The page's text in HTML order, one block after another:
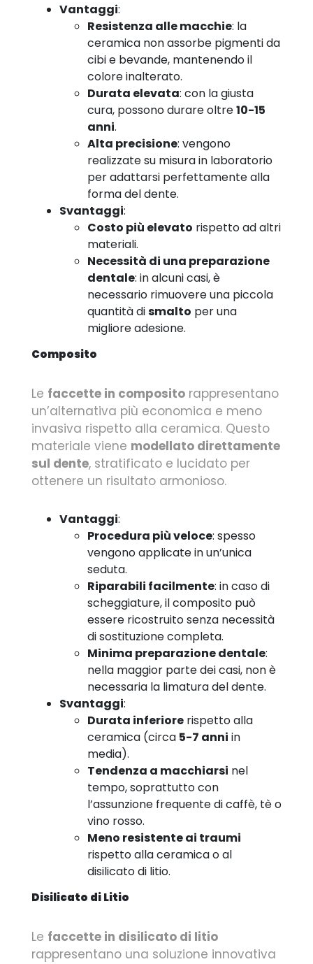
Vantaggi:
Resistenza alle macchie: la
ceramica non assorbe pigmenti da
cibi e bevande, mantenendo il
colore inalterato.
Durata elevata: con la giusta
cura, possono durare oltre10-15
anni.
Alta precisione: vengono
realizzate su misura in laboratorio
per adattarsi perfettamente alla
forma del dente.
Svantaggi:
Costo più elevato rispetto ad altri
materiali.
Necessità di una preparazione
dentale: in alcuni casi, è
necessario rimuovere una piccola
quantità dismalto per una
migliore adesione.
Composito
Le faccette in composito rappresentano
un’alternativa più economica e meno
invasiva rispetto alla ceramica. Questo
materiale viene modellato direttamente
sul dente, stratificato e lucidato per
ottenere un risultato armonioso.
Vantaggi:
Procedura più veloce: spesso
vengono applicate in un’unica
seduta.
Riparabili facilmente: in caso di
scheggiature, il composito può
essere ricostruito senza necessità
di sostituzione completa.
Minima preparazione dentale:
nella maggior parte dei casi, non è
necessaria la limatura del dente.
Svantaggi:
Durata inferiore rispetto alla
ceramica (circa 5-7 anni in
media).
Tendenza a macchiarsi nel
tempo, soprattutto con
l’assunzione frequente di caffè, tè o
vino rosso.
Meno resistente ai traumi
rispetto alla ceramica o al
disilicato di litio.
Disilicato di Litio
Le faccette in disilicato di litio
rappresentano una soluzione innovativa